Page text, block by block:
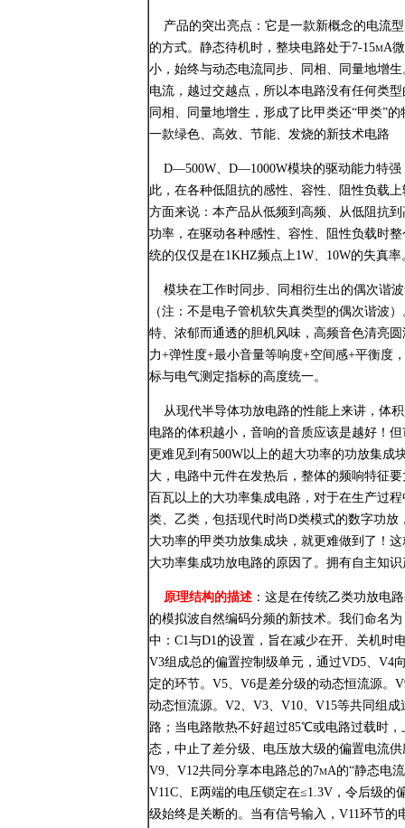
产品的突出亮点：它是一款新概念的电流
的方式。静态待机时，整块电路处于7-15mA
小，始终与动态电流同步、同相、同量地增
电流，越过交越点，所以本电路没有任何类
同相、同量地增生，形成了比甲类还“甲类”
一款绿色、高效、节能、发烧的新技术电路
D—500W、D—1000W模块的驱动能力特强
此，在各种低阻抗的感性、容性、阻性负载
方面来说：本产品从低频到高频、从低阻抗
功率，在驱动各种感性、容性、阻性负载时
统的仅仅是在1KHZ频点上1W、10W的失真率
模块在工作时同步、同相衍生出的偶次谐
（注：不是电子管机软失真类型的偶次谐波
特、浓郁而通透的胆机风味，高频音色清亮
力+弹性度+最小音量等响度+空间感+平衡度
标与电气测定指标的高度统一。
从现代半导体功放电路的性能上来讲，体
电路的体积越小，音响的音质应该是越好！
更难见到有500W以上的超大功率的功放集成
大，电路中元件在发热后，整体的频响特征
百瓦以上的大功率集成电路，对于在生产过
类、乙类，包括现代时尚D类模式的数字功
大功率的甲类功放集成块，就更难做到了！
大功率集成功放电路的原因了。拥有自主知
原理结构的描述 ：这是在传统乙类功放电
的模拟波自然编码分频的新技术。我们命名
中：C1与D1的设置，旨在减少在开、关机时
V3组成总的偏置控制级单元，通过VD5、V4
定的环节。V5、V6是差分级的动态恒流源。
动态恒流源。V2、V3、V10、V15等共同组
路；当电路散热不好超过85℃或电路过载时
态，中止了差分级、电压放大级的偏置电流
V9、V12共同分享本电路总的7mA的“静态电
V11C、E两端的电压锁定在≤1.3V，令后级
级始终是关断的。当有信号输入，V11环节